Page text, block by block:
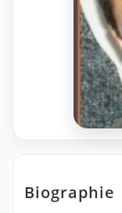
Biographie